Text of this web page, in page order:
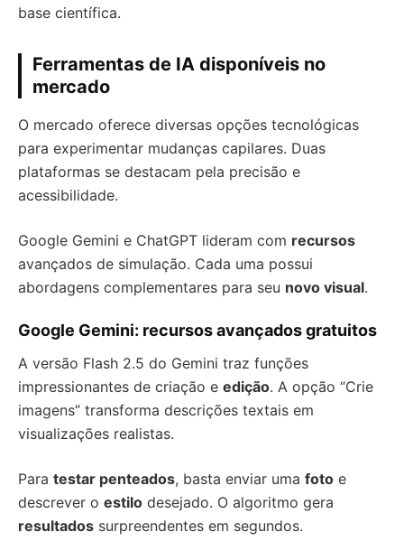
base científica.
Ferramentas de IA disponíveis no
mercado
O mercado oferece diversas opções tecnológicas
para experimentar mudanças capilares. Duas
plataformas se destacam pela precisão e
acessibilidade.
Google Gemini e ChatGPT lideram com recursos
avançados de simulação. Cada uma possui
abordagens complementares para seu novo visual.
Google Gemini: recursos avançados gratuitos
A versão Flash 2.5 do Gemini traz funções
impressionantes de criação e edição. A opção “Crie
imagens” transforma descrições textais em
visualizações realistas.
Para testar penteados, basta enviar uma foto e
descrever o estilo desejado. O algoritmo gera
resultados surpreendentes em segundos.